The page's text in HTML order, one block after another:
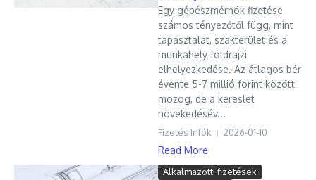
Egy gépészmérnök fizetése
számos tényezőtől függ, mint
tapasztalat, szakterület és a
munkahely földrajzi
elhelyezkedése. Az átlagos bér
évente 5-7 millió forint között
mozog, de a kereslet
növekedésév...
Fizetés Infók 2026-01-10
Read More
Alkalmazotti fizetések